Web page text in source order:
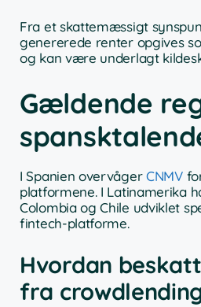
Fra et skattemæssigt
genererede renter opgives
og kan være underlagt
Gældende
I Spanien overvågerCNMV
platformene. I Latinamerika
Colombia og Chile udviklet
fintech-platforme.
Hvordan
fra